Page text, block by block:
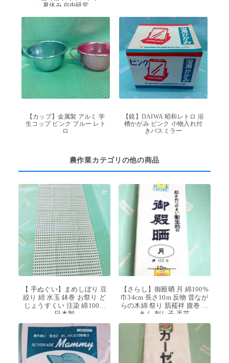
夏休み 自由研究
【カップ】金属製 アルミ 学
生コップ ピンク ブルー レト
ロ
【鏡】DAIWA 昭和レトロ 浴
槽かがみ ピンク 小物入れ付
きバスミラー
農作業カテゴリの他の商品
【 手ぬぐい】まめしぼり 豆
絞り 紺 水玉 鉢巻 お祭り ど
じょうすくい 注染 綿100%
日本製
【さらし】御殿晒 月 綿100%
巾34cm 長さ10m 反物 昔なが
らの木綿 祭り 肌襦袢 腹巻 ふ
きん 刺し子 手芸